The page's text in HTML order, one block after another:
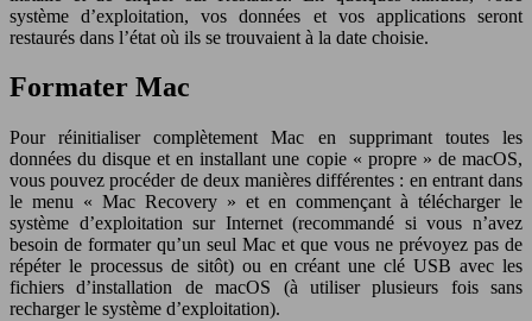
système d’exploitation, vos données et vos applications seront
restaurés dans l’état où ils se trouvaient à la date choisie.
Formater Mac
Pour réinitialiser complètement Mac en supprimant toutes les
données du disque et en installant une copie « propre » de macOS,
vous pouvez procéder de deux manières différentes : en entrant dans
le menu « Mac Recovery » et en commençant à télécharger le
système d’exploitation sur Internet (recommandé si vous n’avez
besoin de formater qu’un seul Mac et que vous ne prévoyez pas de
répéter le processus de sitôt) ou en créant une clé USB avec les
fichiers d’installation de macOS (à utiliser plusieurs fois sans
recharger le système d’exploitation).